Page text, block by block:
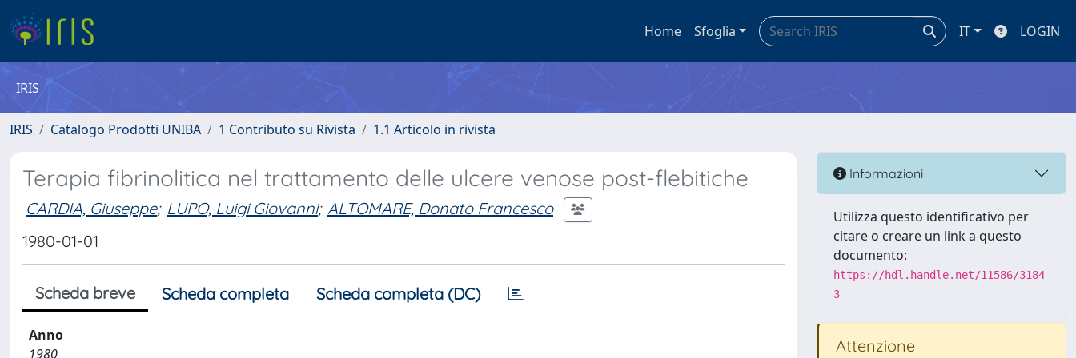
Home Sfoglia IT LOGIN
IRIS
IRIS Catalogo Prodotti UNIBA 1 Contributo su Rivista 1.1 Articolo in rivista
Terapia fibrinolitica nel trattamento delle ulcere venose post-flebitiche
CARDIA, Giuseppe; LUPO, Luigi Giovanni; ALTOMARE, Donato Francesco
1980-01-01
Scheda breve Scheda completa Scheda completa (DC)
Anno
1980
Informazioni
Utilizza questo identificativo per
citare o creare un link a questo
documento:
https://hdl.handle.net/11586/3184
3
Attenzione